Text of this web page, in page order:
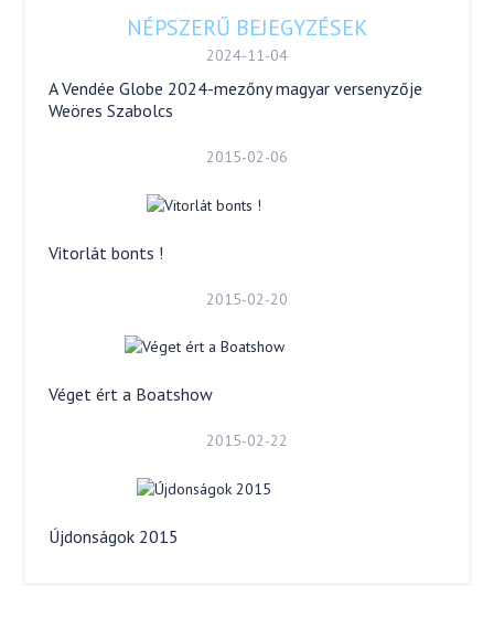
NÉPSZERŰ BEJEGYZÉSEK
2024-11-04
A Vendée Globe 2024-mezőny magyar versenyzője
Weöres Szabolcs
2015-02-06
Vitorlát bonts !
2015-02-20
Véget ért a Boatshow
2015-02-22
Újdonságok 2015